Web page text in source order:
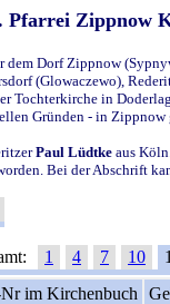
Pfarrei Zippnow
dem Dorf Zippnow
(Glowaczewo),
in
Gründen - in Zippnow
Paul Lüdtke aus
Bei der Abschrift
1 4 7 10
im Kirchenbuch